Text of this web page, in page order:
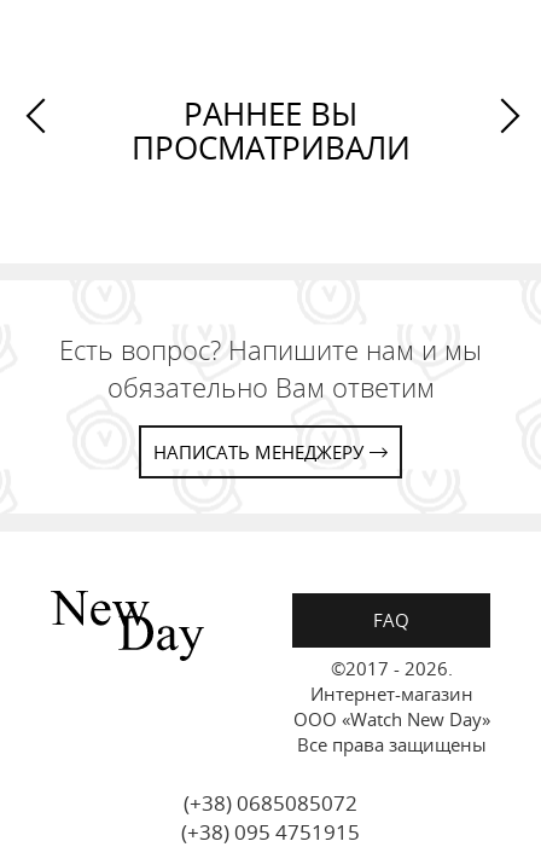
РАННЕЕ ВЫ
ПРОСМАТРИВАЛИ
Есть вопрос? Напишите нам и мы
обязательно Вам ответим
НАПИСАТЬ МЕНЕДЖЕРУ
FAQ
©2017 - 2026.
Интернет-магазин
ООО «Watch New Day»
Все права защищены
(+38) 0685085072
(+38) 095 4751915